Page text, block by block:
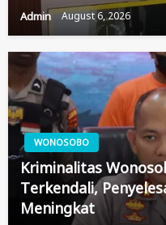
Admin August 6, 2026
WONOSOBO
Kriminalitas
Terkendali,
Meningkat